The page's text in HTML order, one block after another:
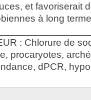
et favoriserait
à long
: Chlorure de
procaryotes,
dPCR,